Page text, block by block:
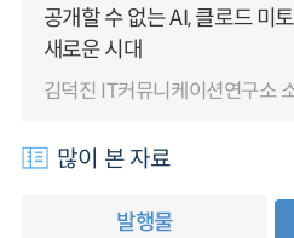
공개할 수 없는 AI, 클로드 미
새로운 시대
김덕진 IT커뮤니케이션연구소
많이 본 자료
발행물